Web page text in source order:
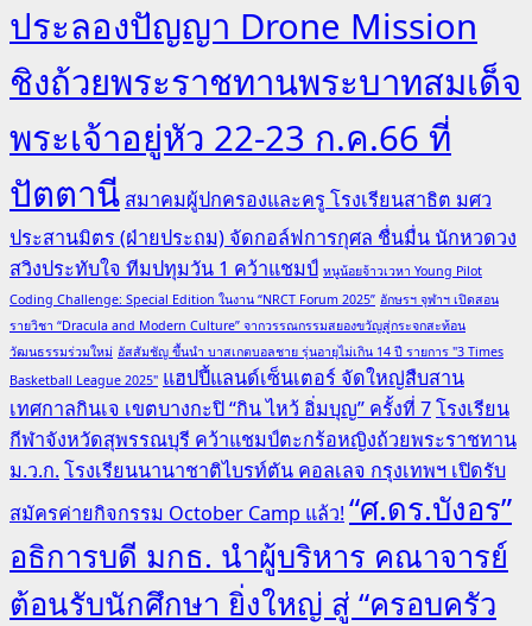
ประลองปัญญา Drone Mission
ชิงถ้วยพระราชทานพระบาทสมเด็จ
พระเจ้าอยู่หัว 22-23 ก.ค.66 ที่
ปัตตานี สมาคมผู้ปกครองและครู โรงเรียนสาธิต มศว
ประสานมิตร (ฝ่ายประถม) จัดกอล์ฟการกุศล ชื่นมื่น นักหวดวง
สวิงประทับใจ ทีมปทุมวัน 1 คว้าแชมป์ หนูน้อยจ้าวเวหา Young Pilot
Coding Challenge: Special Edition ในงาน “NRCT Forum 2025” อักษรฯ จุฬาฯ เปิดสอน
รายวิชา “Dracula and Modern Culture” จากวรรณกรรมสยองขวัญสู่กระจกสะท้อน
วัฒนธรรมร่วมใหม่ อัสสัมชัญ ขึ้นนำ บาสเกตบอลชาย รุ่นอายุไม่เกิน 14 ปี รายการ "3 Times
Basketball League 2025" แฮปปี้แลนด์เซ็นเตอร์ จัดใหญ่สืบสาน
เทศกาลกินเจ เขตบางกะปิ “กิน ไหว้ อิ่มบุญ” ครั้งที่ 7โรงเรียน
กีฬาจังหวัดสุพรรณบุรี คว้าแชมป์ตะกร้อหญิงถ้วยพระราชทาน
ม.ว.ก.โรงเรียนนานาชาติไบรท์ตัน คอลเลจ กรุงเทพฯ เปิดรับ
สมัครค่ายกิจกรรม October Camp แล้ว!“ศ.ดร.บังอร”
อธิการบดี มกธ. นำผู้บริหาร คณาจารย์
ต้อนรับนักศึกษา ยิ่งใหญ่ สู่ “ครอบครัว